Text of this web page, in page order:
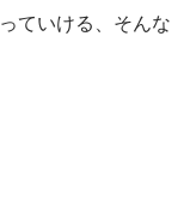
ていける、そんな